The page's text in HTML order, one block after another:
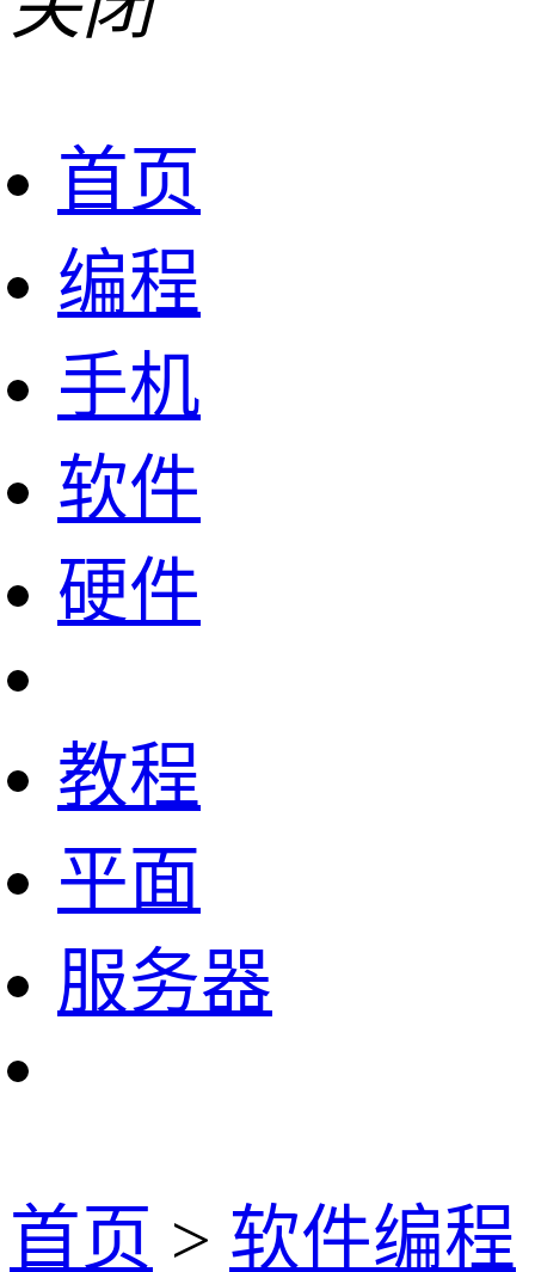
首页
编程
手机
软件
硬件
教程
平面
服务器
首页 > 软件编程